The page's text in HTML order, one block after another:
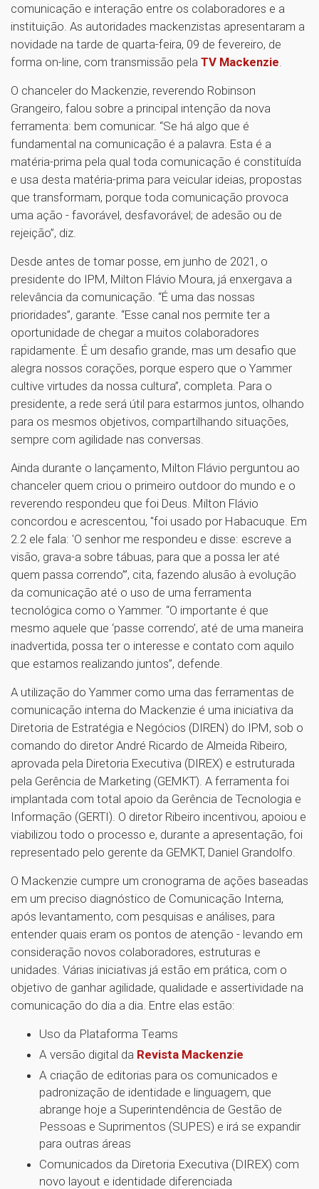
comunicação e interação entre os colaboradores e a
instituição. As autoridades mackenzistas apresentaram a
novidade na tarde de quarta-feira, 09 de fevereiro, de
forma on-line, com transmissão pela TV Mackenzie
O chanceler do Mackenzie, reverendo Robinson
Grangeiro, falou sobre a principal intenção da nova
ferramenta: bem comunicar. “Se há algo que é
fundamental na comunicação é a palavra. Esta é a
matéria-prima pela qual toda comunicação é constituída
e usa desta matéria-prima para veicular ideias, propostas
que transformam, porque toda comunicação provoca
uma ação - favorável, desfavorável; de adesão ou de
rejeição”, diz.
Desde antes de tomar posse, em junho de 2021, o
presidente do IPM, Milton Flávio Moura, já enxergava a
relevância da comunicação. “É uma das nossas
prioridades”, garante. “Esse canal nos permite ter a
oportunidade de chegar a muitos colaboradores
rapidamente. É um desafio grande, mas um desafio que
alegra nossos corações, porque espero que o Yammer
cultive virtudes da nossa cultura”, completa. Para o
presidente, a rede será útil para estarmos juntos, olhando
para os mesmos objetivos, compartilhando situações,
sempre com agilidade nas conversas.
Ainda durante o lançamento, Milton Flávio perguntou ao
chanceler quem criou o primeiro outdoor do mundo e o
reverendo respondeu que foi Deus. Milton Flávio
concordou e acrescentou, "foi usado por Habacuque. Em
2.2 ele fala: 'O senhor me respondeu e disse: escreve a
visão, grava-a sobre tábuas, para que a possa ler até
quem passa correndo’”, cita, fazendo alusão à evolução
da comunicação até o uso de uma ferramenta
tecnológica como o Yammer. “O importante é que
mesmo aquele que ‘passe correndo’, até de uma maneira
inadvertida, possa ter o interesse e contato com aquilo
que estamos realizando juntos”, defende.
A utilização do Yammer como uma das ferramentas de
comunicação interna do Mackenzie é uma iniciativa da
Diretoria de Estratégia e Negócios (DIREN) do IPM, sob o
comando do diretor André Ricardo de Almeida Ribeiro,
aprovada pela Diretoria Executiva (DIREX) e estruturada
pela Gerência de Marketing (GEMKT). A ferramenta foi
implantada com total apoio da Gerência de Tecnologia e
Informação (GERTI). O diretor Ribeiro incentivou, apoiou e
viabilizou todo o processo e, durante a apresentação, foi
representado pelo gerente da GEMKT, Daniel Grandolfo.
O Mackenzie cumpre um cronograma de ações baseadas
em um preciso diagnóstico de Comunicação Interna,
após levantamento, com pesquisas e análises, para
entender quais eram os pontos de atenção - levando em
consideração novos colaboradores, estruturas e
unidades. Várias iniciativas já estão em prática, com o
objetivo de ganhar agilidade, qualidade e assertividade na
comunicação do dia a dia. Entre elas estão:
Uso da Plataforma Teams
A versão digital da Revista Mackenzie
A criação de editorias para os comunicados e
padronização de identidade e linguagem, que
abrange hoje a Superintendência de Gestão de
Pessoas e Suprimentos (SUPES) e irá se expandir
para outras áreas
Comunicados da Diretoria Executiva (DIREX) com
novo layout e identidade diferenciada